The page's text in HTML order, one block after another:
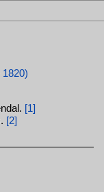
[1]
[2]